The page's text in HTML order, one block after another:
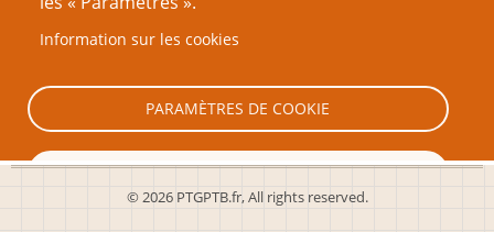
Information sur les cookies
PARAMÈTRES DE COOKIE
TOUT REFUSER
La maîtrise de jeu stratégique
© 2026 PTGPTB.fr, All rights reserved.